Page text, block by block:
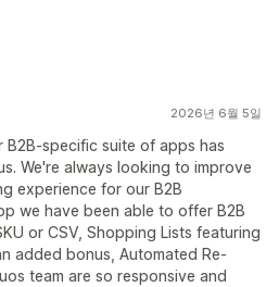
2026년 6월 5일
B2B-specific suite of apps has
We're always looking to improve
experience for our B2B
we have been able to offer B2B
or CSV, Shopping Lists featuring
added bonus, Automated Re-
team are so responsive and